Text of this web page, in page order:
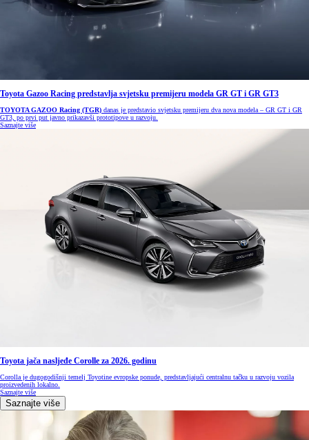
Toyota Gazoo Racing predstavlja svjetsku premijeru modela GR GT i GR GT3
TOYOTA GAZOO Racing (TGR) danas je predstavio svjetsku premijeru dva nova modela – GR GT i GR
GT3, po prvi put javno prikazavši prototipove u razvoju.
Saznajte više
Toyota jača nasljeđe Corolle za 2026. godinu
Corolla je dugogodišnji temelj Toyotine evropske ponude, predstavljajući centralnu tačku u razvoju vozila
proizvedenih lokalno.
Saznajte više
Saznajte više